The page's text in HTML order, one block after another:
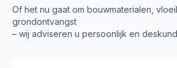
Of het nu gaat om bouwmaterialen,
grondontvangst
– wij adviseren u persoonlijk en